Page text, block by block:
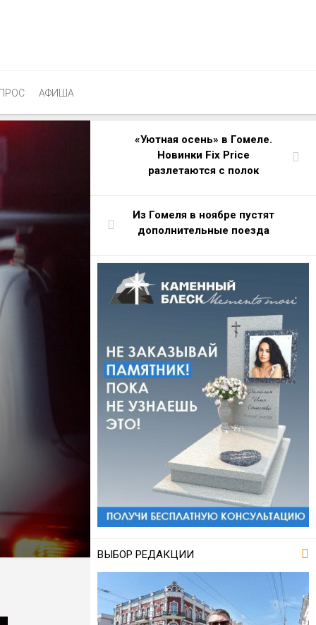
АФИША
«Уютная осень» в Гомеле.
Новинки Fix Price
разлетаются с полок
Из Гомеля в ноябре пустят
дополнительные поезда
ВЫБОР РЕДАКЦИИ